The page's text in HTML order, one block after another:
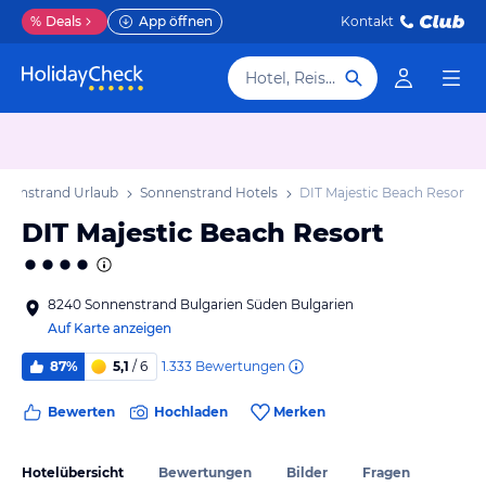
% Deals App öffnen Kontakt
Hotel, Reiseziel
Urlaub Sonnenstrand Hotels DIT Majestic Beach Resort
DIT Majestic Beach Resort
8240 Sonnenstrand Bulgarien Süden Bulgarien
Auf Karte anzeigen
87% 5,1 / 6 1.333 Bewertungen
Bewerten Hochladen Merken
Hotelübersicht Bewertungen Bilder Fragen